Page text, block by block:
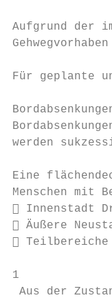
Aufgrund der
Für geplante
werden
Eine
Menschen mit
 Innenstadt
 Äußere

1
Aus der